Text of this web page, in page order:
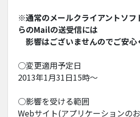
※通常のメールクライアントソ
らのMailの送受信には
影響はございませんのでご安心
○変更適用予定日
2013年1月31日15時～
○影響を受ける範囲
Webサイト(アプリケーションの